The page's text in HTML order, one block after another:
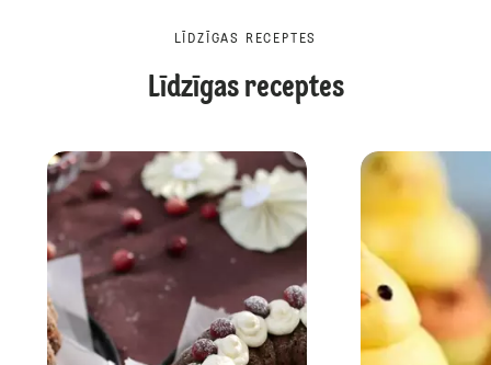
LĪDZĪGAS RECEPTES
Līdzīgas receptes